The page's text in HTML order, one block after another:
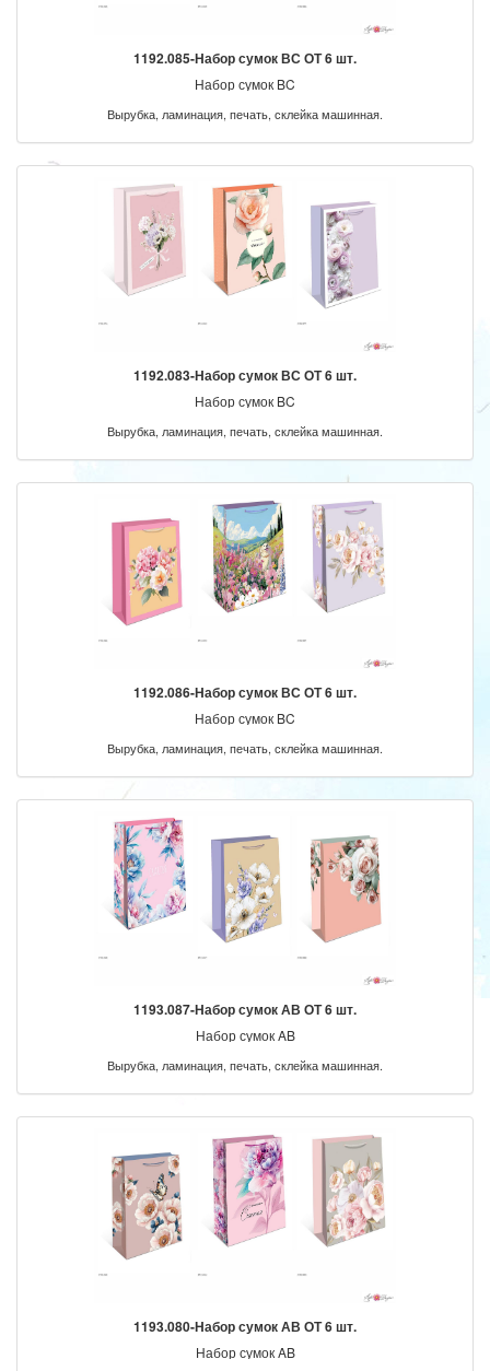
1192.085-Набор сумок ВС ОТ 6 шт.
Набор сумок BC
Вырубка, ламинация, печать, склейка машинная.
1192.083-Набор сумок ВС ОТ 6 шт.
Набор сумок BC
Вырубка, ламинация, печать, склейка машинная.
1192.086-Набор сумок ВС ОТ 6 шт.
Набор сумок BC
Вырубка, ламинация, печать, склейка машинная.
1193.087-Набор сумок АВ ОТ 6 шт.
Набор сумок AB
Вырубка, ламинация, печать, склейка машинная.
1193.080-Набор сумок АВ ОТ 6 шт.
Набор сумок AB